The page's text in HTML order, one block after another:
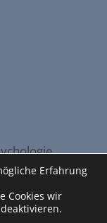
Erfahrung
Cookies wir
deaktivieren.